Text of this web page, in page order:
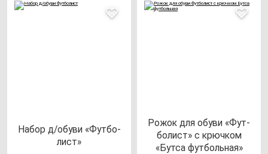
Набор д/обу­ви «Фут­бо­
лист»
Рожок для обу­ви «Фут­
бо­лист» с крюч­ком
«Бут­са фут­боль­ная»